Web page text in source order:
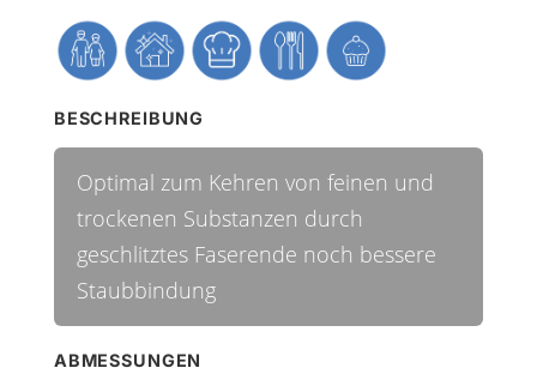
BESCHREIBUNG
Optimal zum Kehren von feinen und
trockenen Substanzen durch
geschlitztes Faserende noch bessere
Staubbindung
ABMESSUNGEN